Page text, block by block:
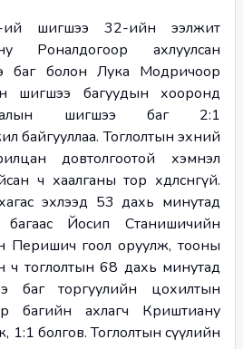
ий шигшээ 32-ийн ээлжит
Роналдогоор ахлуулсан
баг болон Лука Модричоор
шигшээ багуудын хооронд
шигшээ баг 2:1
байгууллаа. Тоглолтын эхний
довтолгоотой хэмнэл
ч хаалганы тор хөдөлсөнгүй.
эхлээд 53 дахь минутад
Йосип Станишичийн
Перишич гоол оруулж, тооны
ч тоглолтын 68 дахь минутад
баг торгуулийн цохилтын
багийн ахлагч Криштиану
1:1 болгов. Тоглолтын сүүлийн